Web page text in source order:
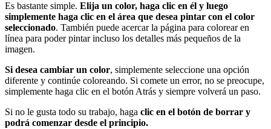
Es bastante simple. Elija un color, haga clic en él y luego
simplemente haga clic en el área que desea pintar con el color
seleccionado. También puede acercar la página para colorear en
línea para poder pintar incluso los detalles más pequeños de la
imagen.
Si desea cambiar un color, simplemente seleccione una opción
diferente y continúe coloreando. Si comete un error, no se preocupe,
simplemente haga clic en el botón Atrás y siempre volverá un paso.
Si no le gusta todo su trabajo, haga clic en el botón de borrar y
podrá comenzar desde el principio.